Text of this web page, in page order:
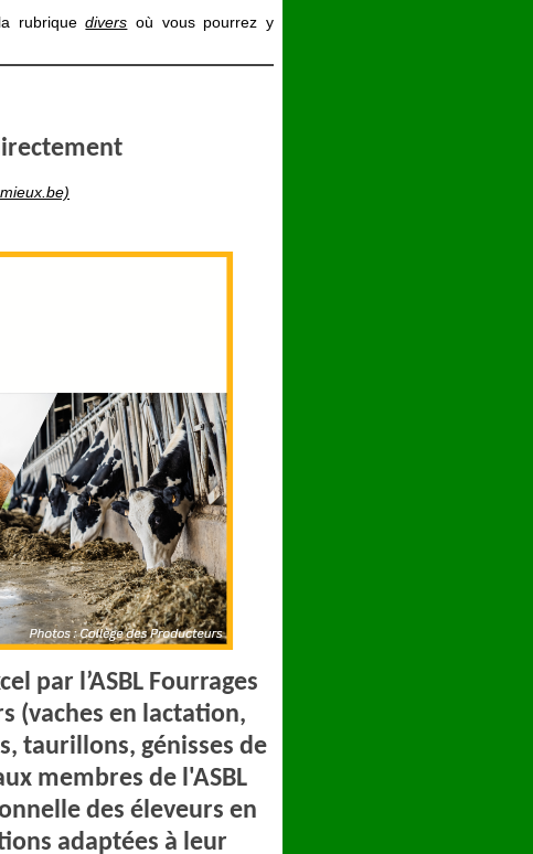
rubriquedivers où vous pourrez y
par l’ASBL Fourrages
(vaches en lactation,
taurillons, génisses de
membres de l'ASBL
des éleveurs en
adaptées à leur